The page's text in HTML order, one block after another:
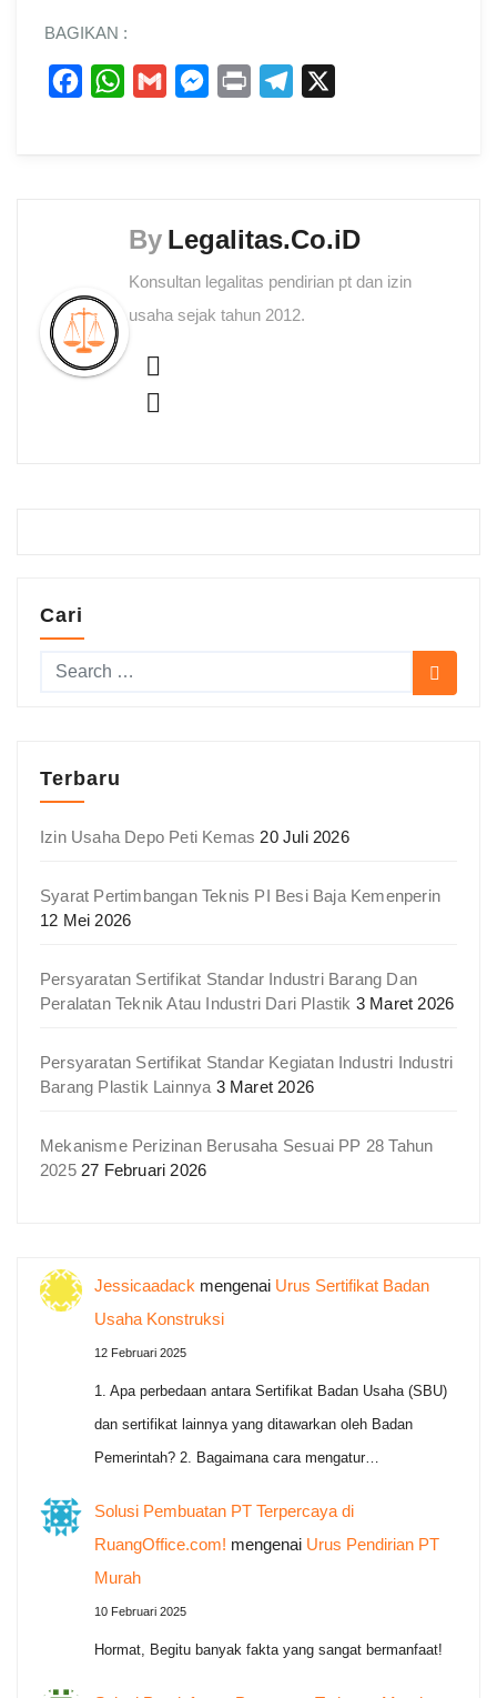
BAGIKAN :
k
W
A
p
p
M
n
g
e
r
a
m
By Legalitas.Co.iD
Konsultan legalitas pendirian pt dan izin
usaha sejak tahun 2012.
Cari
Terbaru
Izin Usaha Depo Peti Kemas 20 Juli 2026
Syarat Pertimbangan Teknis PI Besi Baja Kemenperin
12 Mei 2026
Persyaratan Sertifikat Standar Industri Barang Dan
Peralatan Teknik Atau Industri Dari Plastik 3 Maret 2026
Persyaratan Sertifikat Standar Kegiatan Industri Industri
Barang Plastik Lainnya 3 Maret 2026
Mekanisme Perizinan Berusaha Sesuai PP 28 Tahun
2025 27 Februari 2026
Jessicaadack mengenai Urus Sertifikat Badan
Usaha Konstruksi
12 Februari 2025
1. Apa perbedaan antara Sertifikat Badan Usaha (SBU)
dan sertifikat lainnya yang ditawarkan oleh Badan
Pemerintah? 2. Bagaimana cara mengatur…
Solusi Pembuatan PT Terpercaya di
RuangOffice.com! mengenai Urus Pendirian PT
Murah
10 Februari 2025
Hormat, Begitu banyak fakta yang sangat bermanfaat!